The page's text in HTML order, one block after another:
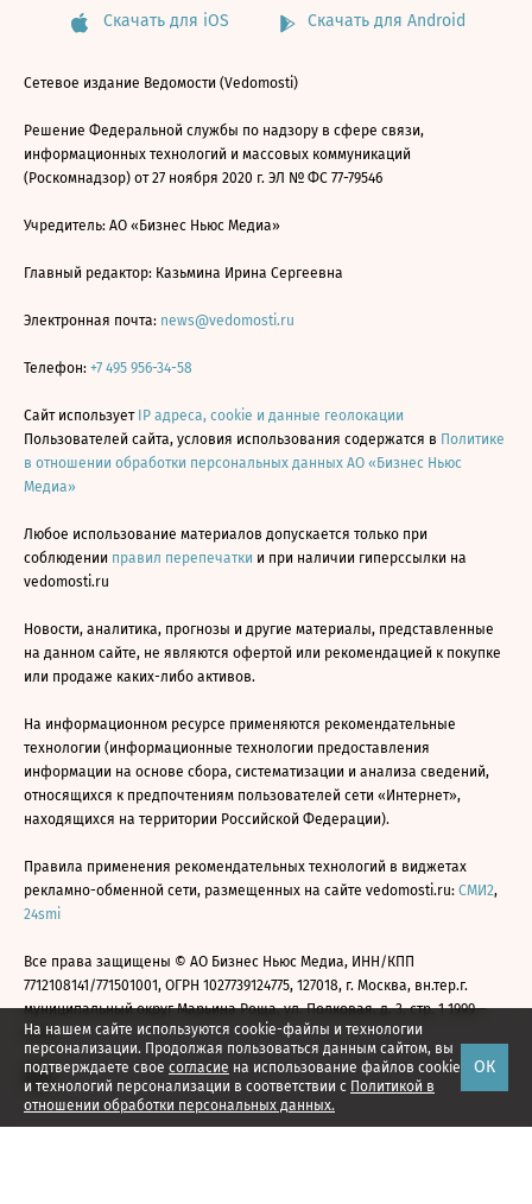
На нашем сайте используются cookie-файлы и технологии
персонализации. Продолжая пользоваться данным сайтом, вы
подтверждаете свое согласие на использование файлов cookie
и технологий персонализации в соответствии с Политикой в
отношении обработки персональных данных.
ОК
Скачать для iOS Скачать для Android
Сетевое издание Ведомости (Vedomosti)
Решение Федеральной службы по надзору в сфере связи,
информационных технологий и массовых коммуникаций
(Роскомнадзор) от 27 ноября 2020 г. ЭЛ № ФС 77-79546
Учредитель: АО «Бизнес Ньюс Медиа»
Главный редактор: Казьмина Ирина Сергеевна
Электронная почта: news@vedomosti.ru
Телефон: +7 495 956-34-58
Сайт использует IP адреса, cookie и данные геолокации
Пользователей сайта, условия использования содержатся в Политике
в отношении обработки персональных данных АО «Бизнес Ньюс
Медиа»
Любое использование материалов допускается только при
соблюдении правил перепечатки и при наличии гиперссылки на
vedomosti.ru
Новости, аналитика, прогнозы и другие материалы, представленные
на данном сайте, не являются офертой или рекомендацией к покупке
или продаже каких-либо активов.
На информационном ресурсе применяются рекомендательные
технологии (информационные технологии предоставления
информации на основе сбора, систематизации и анализа сведений,
относящихся к предпочтениям пользователей сети «Интернет»,
находящихся на территории Российской Федерации).
Правила применения рекомендательных технологий в виджетах
рекламно-обменной сети, размещенных на сайте vedomosti.ru: СМИ2,
24smi
Все права защищены © АО Бизнес Ньюс Медиа, ИНН/КПП
7712108141/771501001, ОГРН 1027739124775, 127018, г. Москва, вн.тер.г.
муниципальный округ Марьина Роща, ул. Полковая, д. 3, стр. 1 1999—
2026